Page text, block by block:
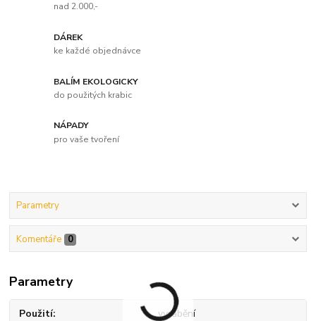
nad 2.000,-
DÁREK
ke každé objednávce
BALÍM EKOLOGICKY
do použitých krabic
NÁPADY
pro vaše tvoření
Parametry
Komentáře 0
Parametry
Použití vyrábění